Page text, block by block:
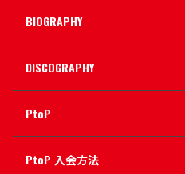
BIOGRAPHY
DISCOGRAPHY
PtoP
PtoP 入会方法